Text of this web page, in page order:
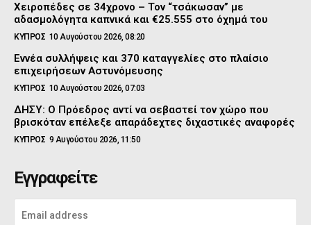
Χειροπέδες σε 34χρονο – Τον “τσάκωσαν” με
αδασμολόγητα καπνικά και €25.555 στο όχημά του
ΚΥΠΡΟΣ 10 Αυγούστου 2026, 08:20
Εννέα συλλήψεις και 370 καταγγελίες στο πλαίσιο
επιχειρήσεων Αστυνόμευσης
ΚΥΠΡΟΣ 10 Αυγούστου 2026, 07:03
ΔΗΣΥ: Ο Πρόεδρος αντί να σεβαστεί τον χώρο που
βρισκόταν επέλεξε απαράδεχτες διχαστικές αναφορές
ΚΥΠΡΟΣ 9 Αυγούστου 2026, 11:50
Εγγραφείτε